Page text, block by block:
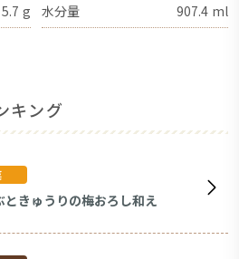
5.7 g 水分量 907.4 ml
キング
ときゅうりの梅おろし和え